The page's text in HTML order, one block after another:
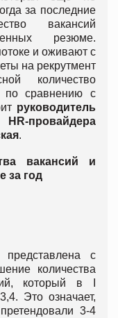
за последние
вакансий
резюме.
и оживают с
на рекрутмент
количество
по сравнению с
руководитель
провайдера
.
вакансий и
за год
с
количества
который в I
Это означает,
3-4